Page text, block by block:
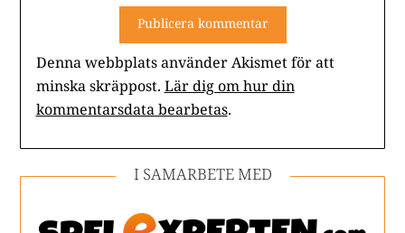
Denna webbplats använder Akismet för att
minska skräppost.Lär dig om hur din
kommentarsdata bearbetas.
I SAMARBETE MED